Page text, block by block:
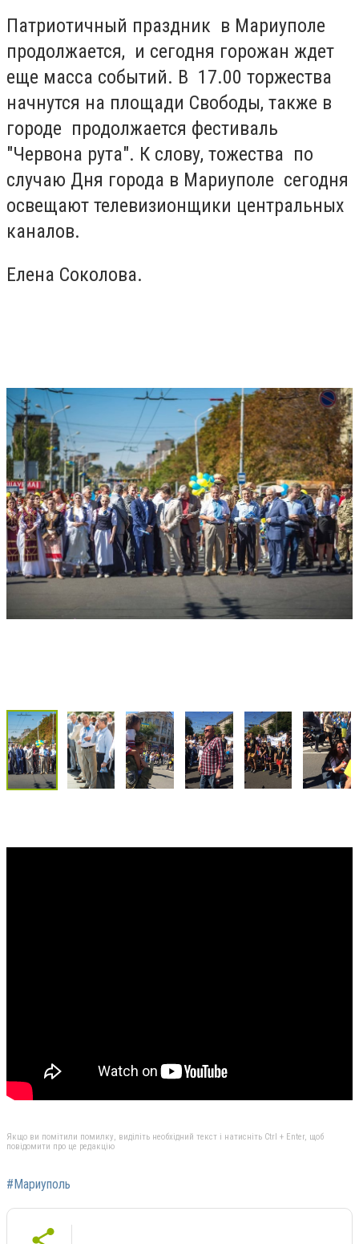
Патриотичный праздник в Мариуполе
продолжается, и сегодня горожан ждет
еще масса событий. В 17.00 торжества
начнутся на площади Свободы, также в
городе продолжается фестиваль
"Червона рута". К слову, тожества по
случаю Дня города в Мариуполе сегодня
освещают телевизионщики центральных
каналов.
Елена Соколова.
Якщо ви помітили помилку, виділіть необхідний текст і натисніть Ctrl + Enter, щоб
повідомити про це редакцію
#Мариуполь